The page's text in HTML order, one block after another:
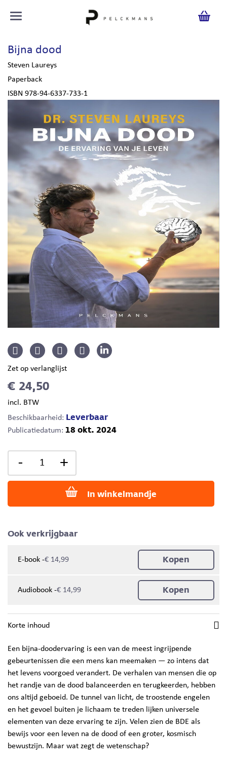
Bijna dood
Steven Laureys
Paperback
ISBN 978-94-6337-733-1
Zet op verlanglijst
€ 24,50
incl. BTW
Beschikbaarheid: Leverbaar
Publicatiedatum: 18 okt. 2024
- +
In winkelmandje
Ook verkrijgbaar
E-book -€ 14,99 Kopen
Audiobook -€ 14,99 Kopen
Korte inhoud
Een bijna-doodervaring is een van de meest ingrijpende
gebeurtenissen die een mens kan meemaken — zo intens dat
het levens voorgoed verandert. De verhalen van mensen die op
het randje van de dood balanceerden en terugkeerden, hebben
ons altijd geboeid. De tunnel van licht, de troostende engelen
en het gevoel buiten je lichaam te treden lijken universele
elementen van deze ervaring te zijn. Velen zien de BDE als
bewijs voor een leven na de dood of een groter, kosmisch
bewustzijn. Maar wat zegt de wetenschap?